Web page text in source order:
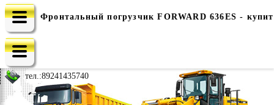
e-mail: china-spec@inbox.ru
тел.:89241435740
Фронтальный погрузчик FORWARD 636ES -